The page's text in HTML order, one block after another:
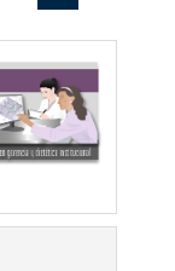
Buscar cursos